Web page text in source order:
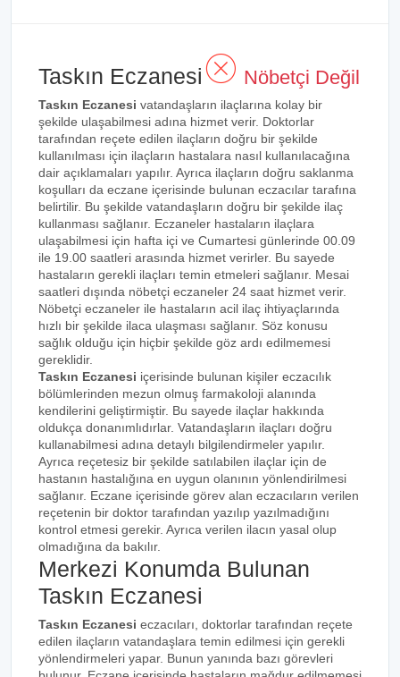
Taskın Eczanesi Nöbetçi Değil
Taskın Eczanesi vatandaşların ilaçlarına kolay bir
şekilde ulaşabilmesi adına hizmet verir. Doktorlar
tarafından reçete edilen ilaçların doğru bir şekilde
kullanılması için ilaçların hastalara nasıl kullanılacağına
dair açıklamaları yapılır. Ayrıca ilaçların doğru saklanma
koşulları da eczane içerisinde bulunan eczacılar tarafına
belirtilir. Bu şekilde vatandaşların doğru bir şekilde ilaç
kullanması sağlanır. Eczaneler hastaların ilaçlara
ulaşabilmesi için hafta içi ve Cumartesi günlerinde 00.09
ile 19.00 saatleri arasında hizmet verirler. Bu sayede
hastaların gerekli ilaçları temin etmeleri sağlanır. Mesai
saatleri dışında nöbetçi eczaneler 24 saat hizmet verir.
Nöbetçi eczaneler ile hastaların acil ilaç ihtiyaçlarında
hızlı bir şekilde ilaca ulaşması sağlanır. Söz konusu
sağlık olduğu için hiçbir şekilde göz ardı edilmemesi
gereklidir.
Taskın Eczanesi içerisinde bulunan kişiler eczacılık
bölümlerinden mezun olmuş farmakoloji alanında
kendilerini geliştirmiştir. Bu sayede ilaçlar hakkında
oldukça donanımlıdırlar. Vatandaşların ilaçları doğru
kullanabilmesi adına detaylı bilgilendirmeler yapılır.
Ayrıca reçetesiz bir şekilde satılabilen ilaçlar için de
hastanın hastalığına en uygun olanının yönlendirilmesi
sağlanır. Eczane içerisinde görev alan eczacıların verilen
reçetenin bir doktor tarafından yazılıp yazılmadığını
kontrol etmesi gerekir. Ayrıca verilen ilacın yasal olup
olmadığına da bakılır.
Merkezi Konumda Bulunan
Taskın Eczanesi
Taskın Eczanesi eczacıları, doktorlar tarafından reçete
edilen ilaçların vatandaşlara temin edilmesi için gerekli
yönlendirmeleri yapar. Bunun yanında bazı görevleri